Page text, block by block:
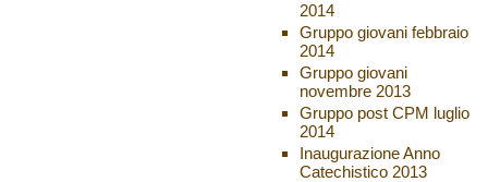
2014
Gruppo giovani febbraio
2014
Gruppo giovani
novembre 2013
Gruppo post CPM luglio
2014
Inaugurazione Anno
Catechistico 2013